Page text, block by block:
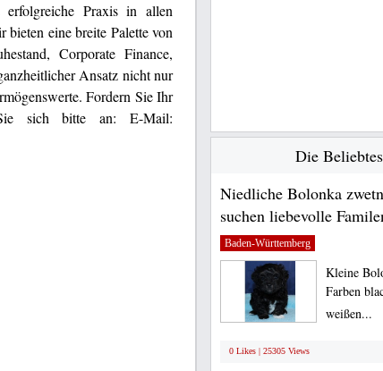
Praxis in allen
eine breite Palette von
Corporate Finance,
Ansatz nicht nur
Fordern Sie Ihr
sich bitte an: E-Mail:
Die
Niedliche Bolonka
suchen liebevolle
Baden-Württemberg
Kleine
Farben
weißen...
0 Likes | 25305 Views